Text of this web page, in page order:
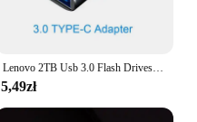
Lenovo 2TB Usb 3.0 Flash Drives High Speed Metal Pendrive 1TB 512GB 256GB Portable Usb Drive Waterproof Memoria Usb Flash Disk
5,49zł